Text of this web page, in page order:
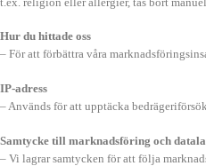
Hur du hittade oss
– För att förbättra våra
IP-adress
– Används för att upptäcka
Samtycke till marknadsföring och
– Vi lagrar samtycken för att följa